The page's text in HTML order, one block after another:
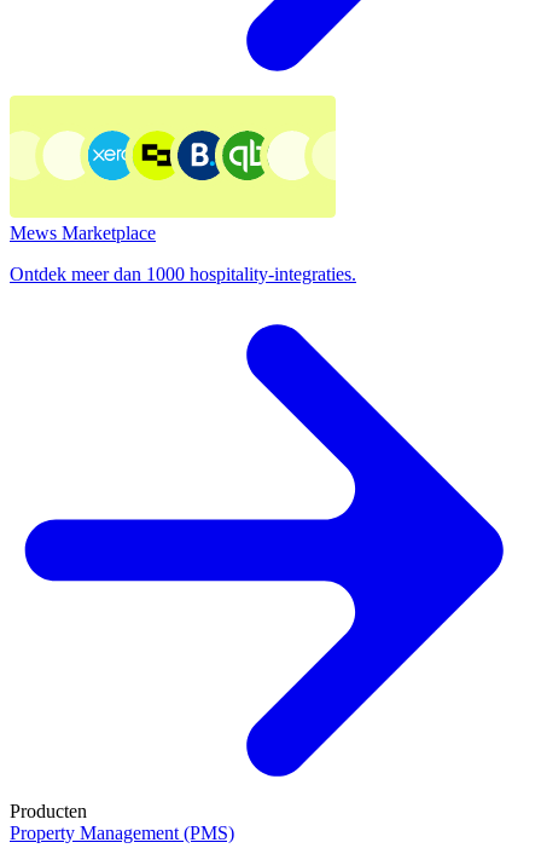
Mews Marketplace
Ontdek meer dan 1000 hospitality-integraties.
Producten
Property Management (PMS)